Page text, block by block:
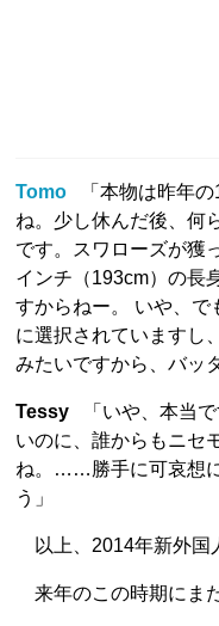
Tomo 「本物は昨年の
ね。少し休んだ後、何
です。スワローズが獲
インチ（193cm）の長
すからねー。 いや、で
に選択されていますし
みたいですから、バッ
Tessy 「いや、本当
いのに、誰からもニセ
ね。……勝手に可哀想
う」
以上、2014年新外国
来年のこの時期にま